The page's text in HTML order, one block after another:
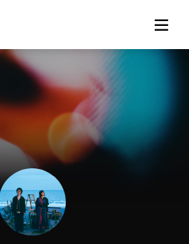
UP!について
ニュース
金プラン
サポート
利用の流れ